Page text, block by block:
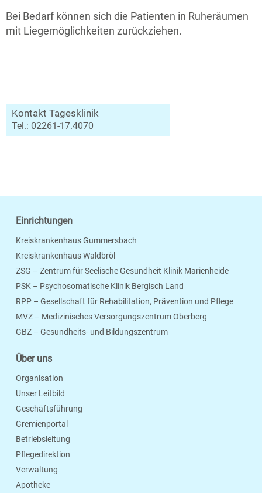
Bei Bedarf können sich die Patienten in Ruheräumen
mit Liegemöglichkeiten zurückziehen.
Kontakt Tagesklinik
Tel.: 02261-17.4070
Einrichtungen
Kreiskrankenhaus Gummersbach
Kreiskrankenhaus Waldbröl
ZSG – Zentrum für Seelische Gesundheit Klinik Marienheide
PSK – Psychosomatische Klinik Bergisch Land
RPP – Gesellschaft für Rehabilitation, Prävention und Pflege
MVZ – Medizinisches Versorgungszentrum Oberberg
GBZ – Gesundheits- und Bildungszentrum
Über uns
Organisation
Unser Leitbild
Geschäftsführung
Gremienportal
Betriebsleitung
Pflegedirektion
Verwaltung
Apotheke